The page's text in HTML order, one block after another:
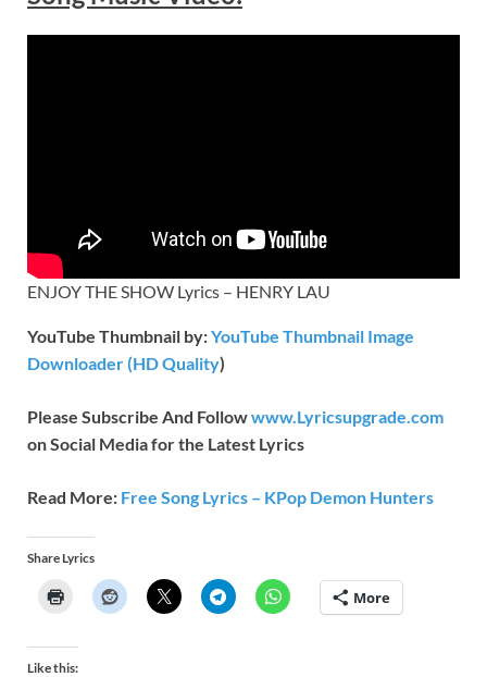
ENJOY THE SHOW Lyrics – HENRY LAU
YouTube Thumbnail by:YouTube Thumbnail Image
Downloader (HD Quality)
Please Subscribe And Followwww.Lyricsupgrade.com
on Social Media for the Latest Lyrics
Read More: Free Song Lyrics – KPop Demon Hunters
Share Lyrics
More
Like this: